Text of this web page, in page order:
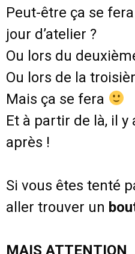
Peut-être ça se
jour d’atelier ?
Ou lors du
Ou lors de la
Mais ça se fera
Et à partir de là, il
après !
Si vous êtes tenté
aller trouver un
MAIS ATTENTION